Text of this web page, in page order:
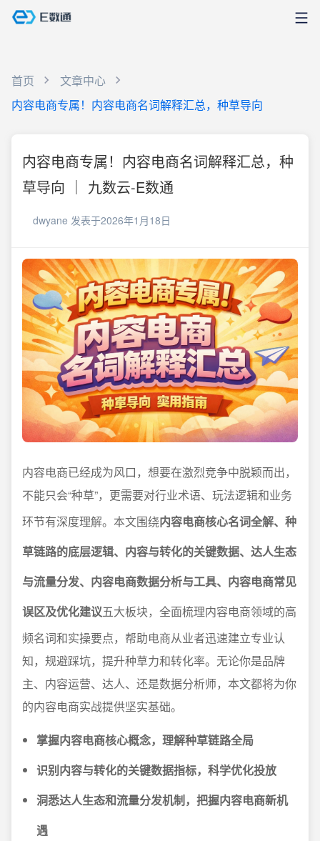
首页
文章中心
内容电商专属！内容电商名词解释汇总，种草导向
内容电商专属！内容电商名词解释汇总，种
草导向 ｜ 九数云-E数通
dwyane 发表于2026年1月18日
内容电商已经成为风口，想要在激烈竞争中脱颖而出，
不能只会“种草”，更需要对行业术语、玩法逻辑和业务
环节有深度理解。本文围绕内容电商核心名词全解、种
草链路的底层逻辑、内容与转化的关键数据、达人生态
与流量分发、内容电商数据分析与工具、内容电商常见
误区及优化建议五大板块，全面梳理内容电商领域的高
频名词和实操要点，帮助电商从业者迅速建立专业认
知，规避踩坑，提升种草力和转化率。无论你是品牌
主、内容运营、达人、还是数据分析师，本文都将为你
的内容电商实战提供坚实基础。
掌握内容电商核心概念，理解种草链路全局
识别内容与转化的关键数据指标，科学优化投放
洞悉达人生态和流量分发机制，把握内容电商新机
遇